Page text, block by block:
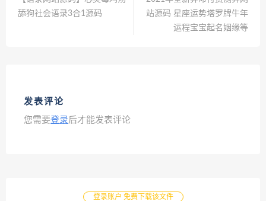
舔狗社会语录3合1源码
站源码 星座运势塔罗牌牛年
运程宝宝起名姻缘等
发表评论
您需要登录后才能发表评论
登录账户 免费下载该文件